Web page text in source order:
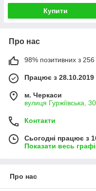
Купити
Про нас
98% позитивних з 256
Працює з 28.10.2019
м. Черкаси
вулиця Гуржіївська,
Контакти
Сьогодні працює з
Показати весь
Про нас